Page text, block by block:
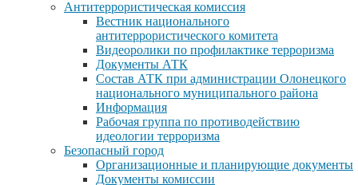
Антитеррористическая комиссия
Вестник национального
антитеррористического комитета
Видеоролики по профилактике терроризма
Документы АТК
Состав АТК при администрации Олонецкого
национального муниципального района
Информация
Рабочая группа по противодействию
идеологии терроризма
Безопасный город
Организационные и планирующие документы
Документы комиссии